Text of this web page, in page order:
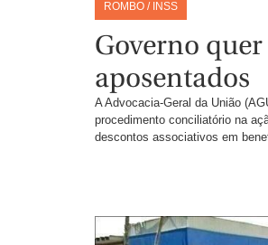
ROMBO / INSS
Governo
aposentados
A Advocacia-Geral da União
procedimento conciliatório na
descontos associativos em